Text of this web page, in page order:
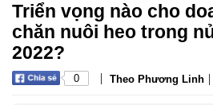
Triển vọng nào cho
chăn nuôi heo trong
2022?
0 | Theo Phương Linh |